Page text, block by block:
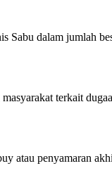
Sabu dalam jumlah
terkait
atau penyamaran